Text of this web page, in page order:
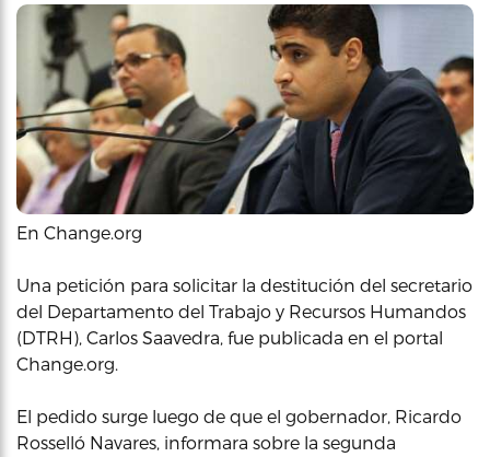
En Change.org
Una petición para solicitar la destitución del secretario
del Departamento del Trabajo y Recursos Humandos
(DTRH), Carlos Saavedra, fue publicada en el portal
Change.org.
El pedido surge luego de que el gobernador, Ricardo
Rosselló Navares, informara sobre la segunda